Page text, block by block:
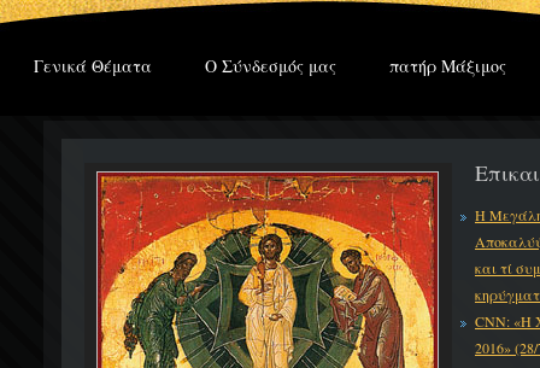
Γενικά Θέματα Ο Σύνδεσμός μας πατήρ Μάξιμος
Η Μεγάλη
και τί
CNN: «Η
2016»